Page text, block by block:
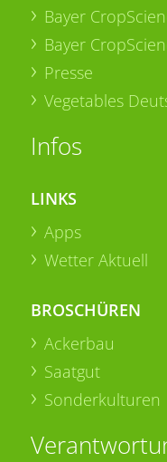
Bayer
Bayer
Presse
Vegetables
Infos
LINKS
Apps
Wetter Aktuell
BROSCHÜREN
Ackerbau
Saatgut
Sonderkulturen